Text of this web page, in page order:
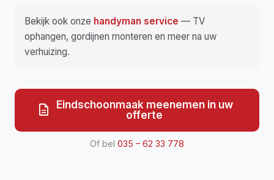
Bekijk ook onze handyman service — TV
ophangen, gordijnen monteren en meer na uw
verhuizing.
description
Eindschoonmaak meenemen in uw
offerte
Of bel 035 – 62 33 778